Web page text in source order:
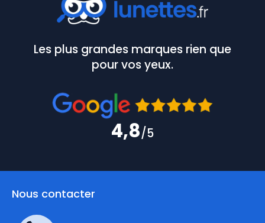
Les plus grandes marques rien que
pour vos yeux.
4,8/5
Nous contacter